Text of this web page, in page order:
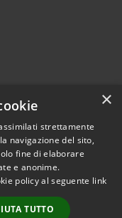
© 2026 • Comune di
Signa • Powered by
•
Accesso
×
strettamente
navigazione del sito,
fine di elaborare
e anonime.
policy al seguente link
TUTTO